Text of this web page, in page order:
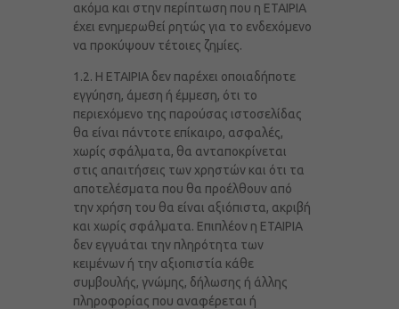
ακόμα και στην περίπτωση που η ΕΤΑΙΡΙΑ
έχει ενημερωθεί ρητώς για το ενδεχόμενο
να προκύψουν τέτοιες ζημίες.
1.2. Η ΕΤΑΙΡΙΑ δεν παρέχει οποιαδήποτε
εγγύηση, άμεση ή έμμεση, ότι το
περιεχόμενο της παρούσας ιστοσελίδας
θα είναι πάντοτε επίκαιρο, ασφαλές,
χωρίς σφάλματα, θα ανταποκρίνεται
στις απαιτήσεις των χρηστών και ότι τα
αποτελέσματα που θα προέλθουν από
την χρήση του θα είναι αξιόπιστα, ακριβή
και χωρίς σφάλματα. Επιπλέον η ΕΤΑΙΡΙΑ
δεν εγγυάται την πληρότητα των
κειμένων ή την αξιοπιστία κάθε
συμβουλής, γνώμης, δήλωσης ή άλλης
πληροφορίας που αναφέρεται ή